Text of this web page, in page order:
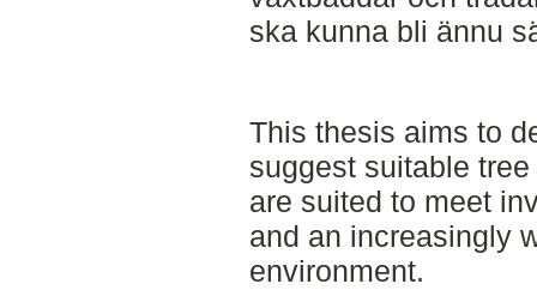
ska kunna bli ännu
This thesis aims to
suggest suitable
are suited to meet
and an increasingly
environment.